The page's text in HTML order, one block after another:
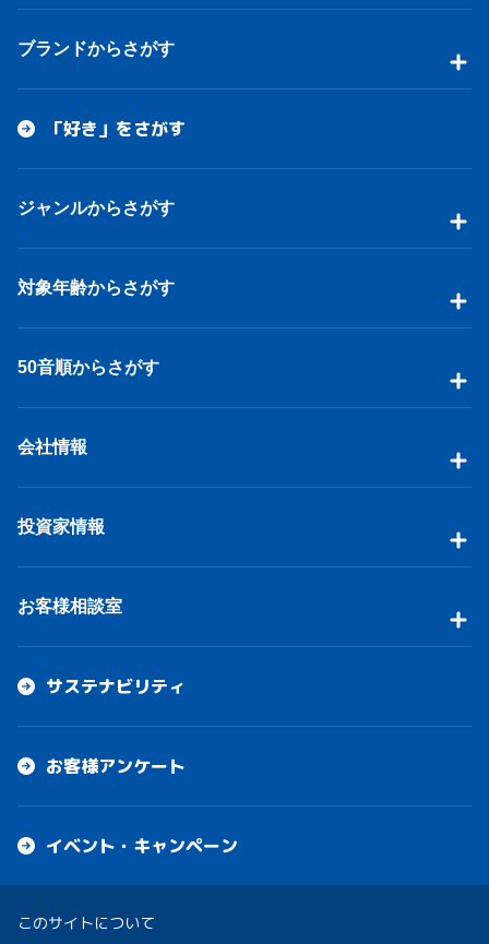
ブランドからさがす
「好き」をさがす
ジャンルからさがす
対象年齢からさがす
50音順からさがす
会社情報
投資家情報
お客様相談室
サステナビリティ
お客様アンケート
イベント・キャンペーン
このサイトについて